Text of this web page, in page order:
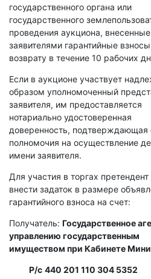
государственного органа или
государственного
проведения аукциона, внесенные
заявителями гарантийные
возврату в течение 10 рабочих
Если в аукционе участвует
образом уполномоченный
заявителя, им предоставляется
нотариально удостоверенная
доверенность, подтверждающая
полномочия на осуществление
имени заявителя.
Для участия в торгах
внести задаток в размере
гарантийного взноса на счет:
Получатель: Государственное
управлению государственным
имуществом при Кабинете
Р/с 440 201 110 304 5352